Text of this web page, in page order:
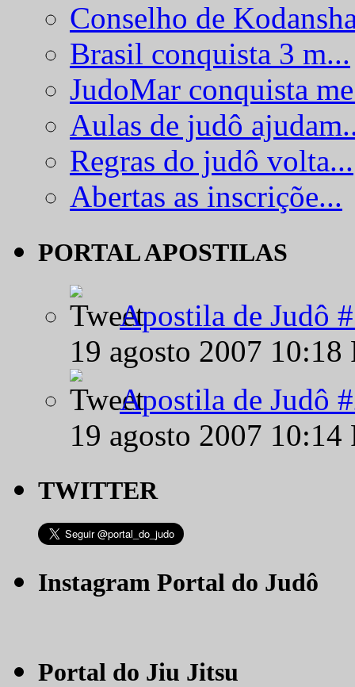
Conselho de
Brasil conquista 3 m...
JudoMar conquista
Aulas de judô
Regras do judô volta...
Abertas as inscriçõe...
PORTAL APOSTILAS
Apostila de Judô
19 agosto 2007
Apostila de Judô
19 agosto 2007
TWITTER
Instagram Portal do Judô
Portal do Jiu Jitsu